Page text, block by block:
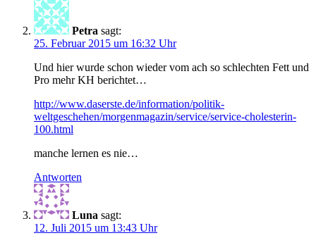
Petra sagt:
25. Februar 2015 um 16:32 Uhr
Und hier wurde schon wieder vom ach so schlechten Fett und
Pro mehr KH berichtet…
http://www.daserste.de/information/politik-
weltgeschehen/morgenmagazin/service/service-cholesterin-
100.html
manche lernen es nie…
Antworten
Luna sagt:
12. Juli 2015 um 13:43 Uhr